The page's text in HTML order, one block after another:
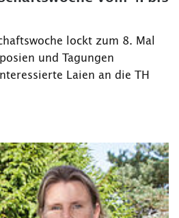
lockt zum 8. Mal
und Tagungen
Laien an die TH